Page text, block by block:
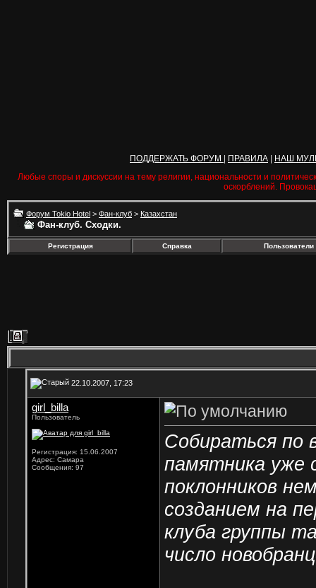
ПОДДЕРЖАТЬ ФОРУМ ПРАВИЛА
НАШ
Любые споры и дискуссии на тему религии, национальности и
оскорблений.
Форум Tokio Hotel > Фан-клуб > Казахстан
Фан-клуб. Сходки.
Регистрация Справка Пользователи
22.10.2007, 17:23
girl_billa
Пользователь
Регистрация: 15.06.2007
Адрес: Самара
Сообщения: 97
Собираться по
памятника уже
поклонников
созданием на
клуба группы
число